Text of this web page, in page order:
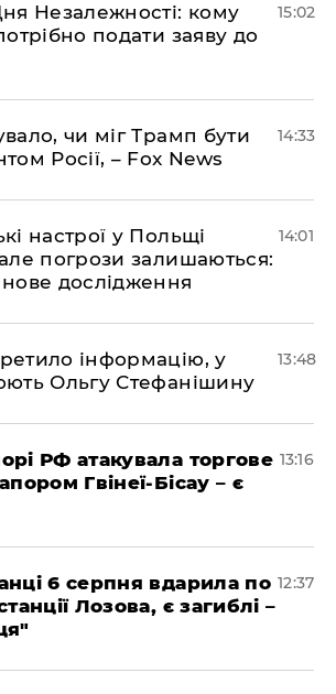
Незалежності: кому
подати заяву до
15:02
чи міг Трамп бути
Росії, – Fox News
14:33
настрої у Польщі
погрози залишаються:
дослідження
14:01
інформацію, у
Ольгу Стефанішину
13:48
РФ атакувала торгове
Гвінеї-Бісау – є
13:16
6 серпня вдарила по
Лозова, є загиблі –
12:37